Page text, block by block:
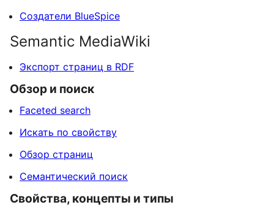
Создатели BlueSpice
Semantic MediaWiki
Экспорт страниц в RDF
Обзор и поиск
Faceted search
Искать по свойству
Обзор страниц
Семантический поиск
Свойства, концепты и типы